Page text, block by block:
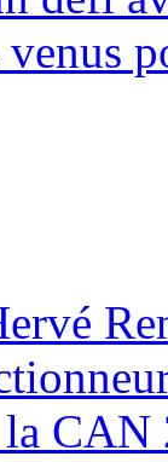
venus